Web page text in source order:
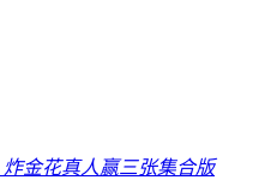
炸金花真人赢三张集合版